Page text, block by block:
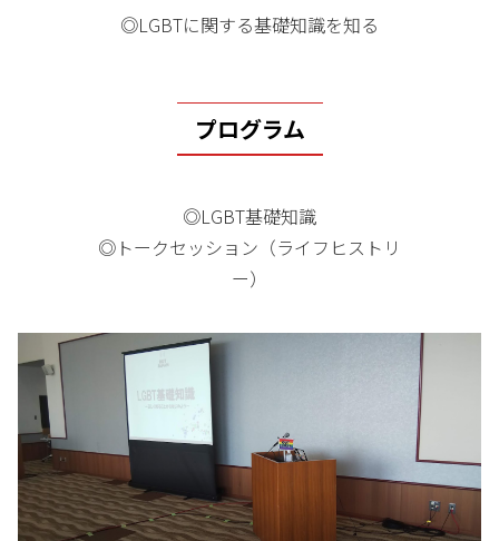
◎LGBTに関する基礎知識を知る
プログラム
◎LGBT基礎知識
◎トークセッション（ライフヒストリ
ー）